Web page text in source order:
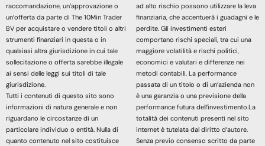
raccomandazione, un’approvazione o
un’offerta da parte di The 10Min Trader
BV per acquistare o vendere titoli o altri
strumenti finanziari in questa o in
qualsiasi altra giurisdizione in cui tale
sollecitazione o offerta sarebbe illegale
ai sensi delle leggi sui titoli di tale
giurisdizione.
Tutti i contenuti di questo sito sono
informazioni di natura generale e non
riguardano le circostanze di un
particolare individuo o entità. Nulla di
quanto contenuto nel sito costituisce
ad alto rischio possono utilizzare la leva
finanziaria, che accentuerà i guadagni e le
perdite. Gli investimenti esteri
comportano rischi speciali, tra cui una
maggiore volatilità e rischi politici,
economici e valutari e differenze nei
metodi contabili. La performance
passata di un titolo o di un’azienda non
è una garanzia o una previsione della
performance futura dell’investimento.La
totalità dei contenuti presenti nel sito
internet è tutelata dal diritto d’autore.
Senza previo consenso scritto da parte